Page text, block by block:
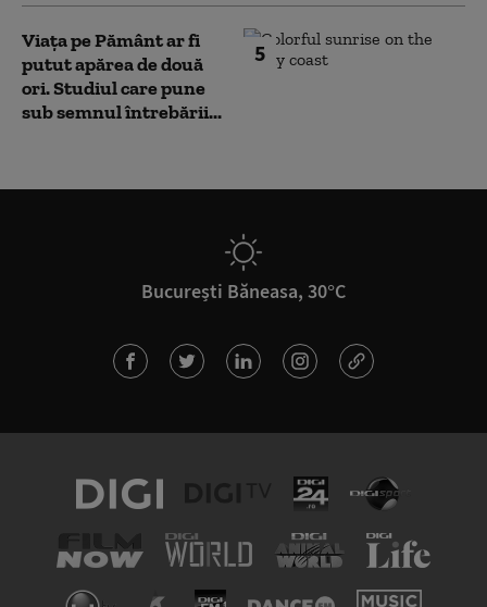
5
Viața pe Pământ ar fi
putut apărea de două
ori. Studiul care pune
sub semnul întrebării...
București Băneasa, 30°C